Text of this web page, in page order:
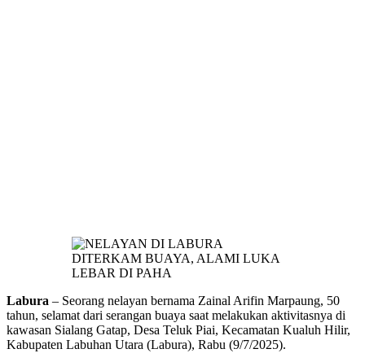
Labura – Seorang nelayan bernama Zainal Arifin Marpaung, 50
tahun, selamat dari serangan buaya saat melakukan aktivitasnya di
kawasan Sialang Gatap, Desa Teluk Piai, Kecamatan Kualuh Hilir,
Kabupaten Labuhan Utara (Labura), Rabu (9/7/2025).